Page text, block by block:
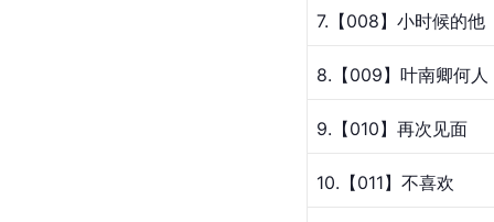
7.【008】小时候的他
8.【009】叶南卿何人
9.【010】再次见面
10.【011】不喜欢